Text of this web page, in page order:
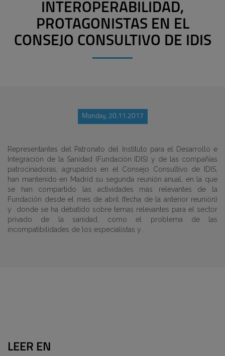
INTEROPERABILIDAD,
PROTAGONISTAS EN EL
CONSEJO CONSULTIVO DE IDIS
Monday, 20.11.2017
Representantes del Patronato del Instituto para el Desarrollo e
Integración de la Sanidad (Fundación IDIS) y de las compañías
patrocinadoras, agrupados en el Consejo Consultivo de IDIS,
han mantenido en Madrid su segunda reunión anual, en la que
se han compartido las actividades más relevantes de la
Fundación desde el mes de abril (fecha de la anterior reunión)
y donde se ha debatido sobre temas relevantes para el sector
privado de la sanidad, como el problema de las
incompatibilidades de los especialistas y .
LEER EN